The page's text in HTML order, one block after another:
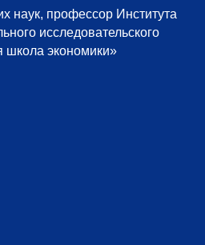
наук, профессор Института
исследовательского
школа экономики»